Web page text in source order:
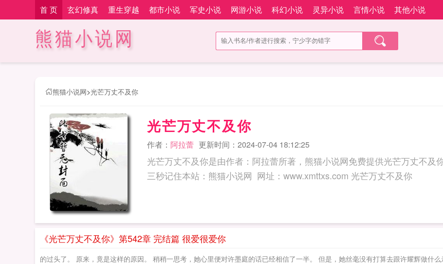
首 页 玄幻修真 重生穿越 都市小说 军史小说 网游小说 科幻小说 灵异小说 言情小说 其他小说
熊猫小说网
熊猫小说网>光芒万丈不及你
光芒万丈不及你
作者： 阿拉蕾 更新时间：2024-07-04 18:12:25
光芒万丈不及你是由作者：阿拉蕾所著，熊猫小说网免费提供光芒万丈不及
三秒记住本站：熊猫小说网 网址：www.xmttxs.com 光芒万丈不及你
《光芒万丈不及你》第542章 完结篇 很爱很爱你
的过头了。 原来，竟是这样的原因。 稍稍一思考，她心里便对许墨庭的话已经相信了一半。 但是，她丝毫没有打算去跟许耀辉做什